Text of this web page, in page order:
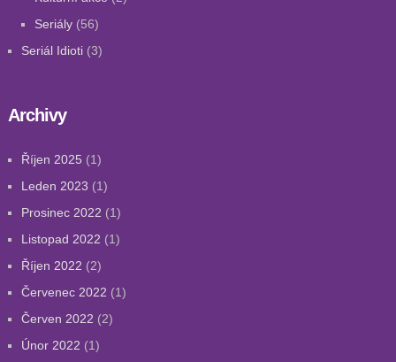
Seriály(56)
Seriál Idioti(3)
Archivy
Říjen 2025 (1)
Leden 2023 (1)
Prosinec 2022 (1)
Listopad 2022 (1)
Říjen 2022 (2)
Červenec 2022 (1)
Červen 2022 (2)
Únor 2022 (1)